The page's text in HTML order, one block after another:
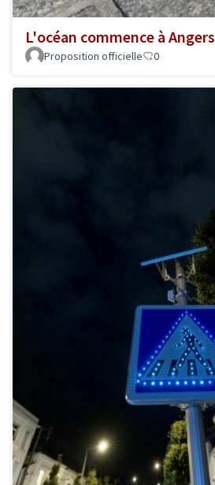
L'océan commence à Angers
Proposition officielle 0